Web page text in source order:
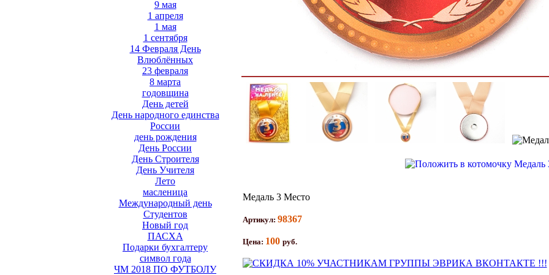
9 мая
1 апреля
1 мая
1 сентября
14 Февраля День
Влюблённых
23 февраля
8 марта
годовщина
День детей
День народного единства
России
день рождения
День России
День Строителя
День Учителя
Лето
масленица
Международный день
Студентов
Новый год
ПАСХА
Подарки бухгалтеру
символ года
ЧМ 2018 ПО ФУТБОЛУ
Медаль 3 Место
Артикул: 98367
Цена: 100 руб.